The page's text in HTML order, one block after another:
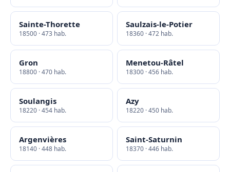
Sainte-Thorette
18500 · 473 hab.
Saulzais-le-Potier
18360 · 472 hab.
Gron
18800 · 470 hab.
Menetou-Râtel
18300 · 456 hab.
Soulangis
18220 · 454 hab.
Azy
18220 · 450 hab.
Argenvières
18140 · 448 hab.
Saint-Saturnin
18370 · 446 hab.